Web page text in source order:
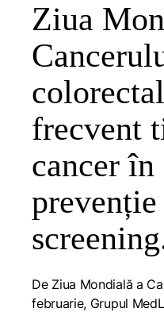
Ziua
frecvent
cancer
prevenție
De Ziua Mondială a
februarie, Grupul